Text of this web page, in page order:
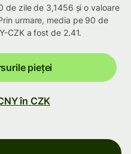
de zile de 3,1456 și o valoare
urmare, media pe 90 de
CZK a fost de 2.41.
pieței
în CZK